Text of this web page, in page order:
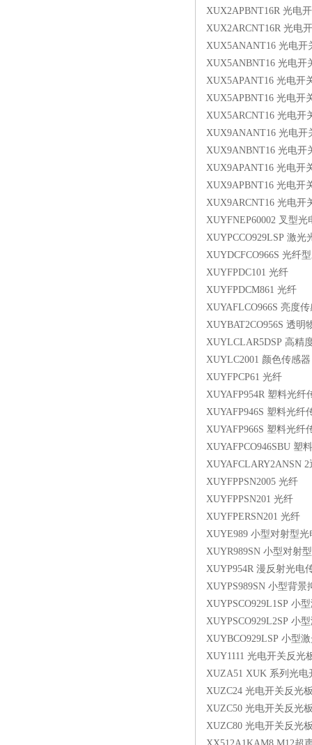
XUX2APBNT16R 光电
XUX2ARCNT16R 光电
XUX5ANANT16 光电开
XUX5ANBNT16 光电开
XUX5APANT16 光电开
XUX5APBNT16 光电开
XUX5ARCNT16 光电开
XUX9ANANT16 光电开
XUX9ANBNT16 光电开
XUX9APANT16 光电开
XUX9APBNT16 光电开
XUX9ARCNT16 光电开
XUYFNEP60002 叉型光
XUYPCCO929LSP 激
XUYDCFCO966S 光纤
XUYFPDC101 光纤
XUYFPDCM861 光纤
XUYAFLCO966S 亮度
XUYBAT2CO956S 透明
XUYLCLAR5DSP 高精
XUYLC2001 颜色传感器
XUYFPCP61 光纤
XUYAFP954R 塑料光纤
XUYAFP946S 塑料光纤
XUYAFP966S 塑料光纤
XUYAFPCO946SBU 塑
XUYAFCLARY2ANSN
XUYFPPSN2005 光纤
XUYFPPSN201 光纤
XUYFPERSN201 光纤
XUYE989 小型对射型
XUYR989SN 小型对射
XUYP954R 漫反射光电
XUYPS989SN 小型背
XUYPSCO929L1SP 小
XUYPSCO929L2SP 小
XUYBCO929LSP 小型
XUY1111 光电开关反光
XUZA51 XUK 系列光电
XUZC24 光电开关反光
XUZC50 光电开关反光
XUZC80 光电开关反光